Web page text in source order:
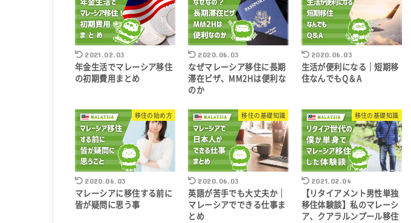
2021.02.03
年金生活でマレーシア移住
の初期費用まとめ
2020.06.03
なぜマレーシア移住に長期
滞在ビザ、MM2Hは便利な
のか
2020.06.03
生活が便利になる｜短期移
住なんでもQ＆A
移住の始め方
2020.06.03
マレーシアに移住する前に
皆が疑問に思う事
移住の基礎知識
2020.06.03
英語が苦手でも大丈夫か｜
マレーシアでできる仕事ま
とめ
移住の基礎知識
2021.02.04
【リタイアメント男性単独
移住体験談】私のマレーシ
ア、クアラルンプール移住